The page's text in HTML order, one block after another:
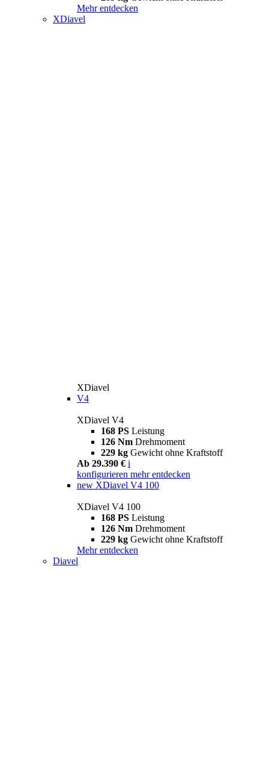
Mehr entdecken
XDiavel
XDiavel
V4
XDiavel V4
168 PS Leistung
126 Nm Drehmoment
229 kg Gewicht ohne Kraftstoff
Ab 29.390 € i
konfigurieren mehr entdecken
new XDiavel V4 100
XDiavel V4 100
168 PS Leistung
126 Nm Drehmoment
229 kg Gewicht ohne Kraftstoff
Mehr entdecken
Diavel